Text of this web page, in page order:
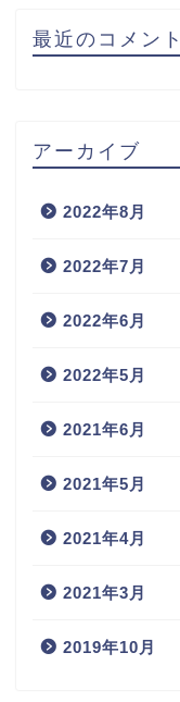
最近のコメント
アーカイブ
2022年8月
2022年7月
2022年6月
2022年5月
2021年6月
2021年5月
2021年4月
2021年3月
2019年10月